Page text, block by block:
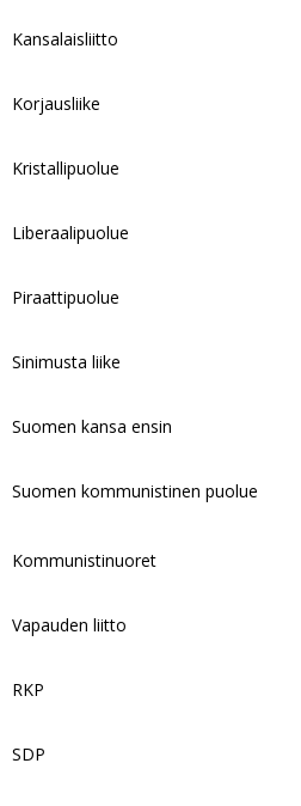
Kansalaisliitto
Korjausliike
Kristallipuolue
Liberaalipuolue
Piraattipuolue
Sinimusta liike
Suomen kansa ensin
Suomen kommunistinen puolue
Kommunistinuoret
Vapauden liitto
RKP
SDP